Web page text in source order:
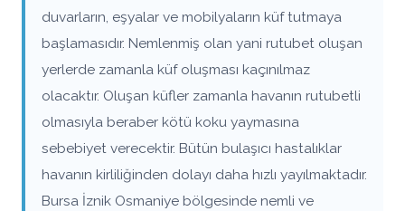
duvarların, eşyalar ve mobilyaların küf tutmaya
başlamasıdır. Nemlenmiş olan yani rutubet oluşan
yerlerde zamanla küf oluşması kaçınılmaz
olacaktır. Oluşan küfler zamanla havanın rutubetli
olmasıyla beraber kötü koku yaymasına
sebebiyet verecektir. Bütün bulaşıcı hastalıklar
havanın kirliliğinden dolayı daha hızlı yayılmaktadır.
Bursa İznik Osmaniye bölgesinde nemli ve